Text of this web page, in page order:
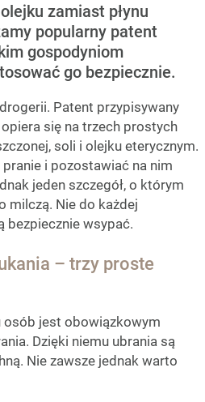
zamiast płynu
popularny patent
gospodyniom
go bezpiecznie.
Patent przypisywany
się na trzech prostych
soli i olejku eterycznym.
i pozostawiać na nim
jeden szczegół, o którym
milczą. Nie do każdej
bezpiecznie wsypać.
– trzy proste
osób jest obowiązkowym
Dzięki niemu ubrania są
Nie zawsze jednak warto